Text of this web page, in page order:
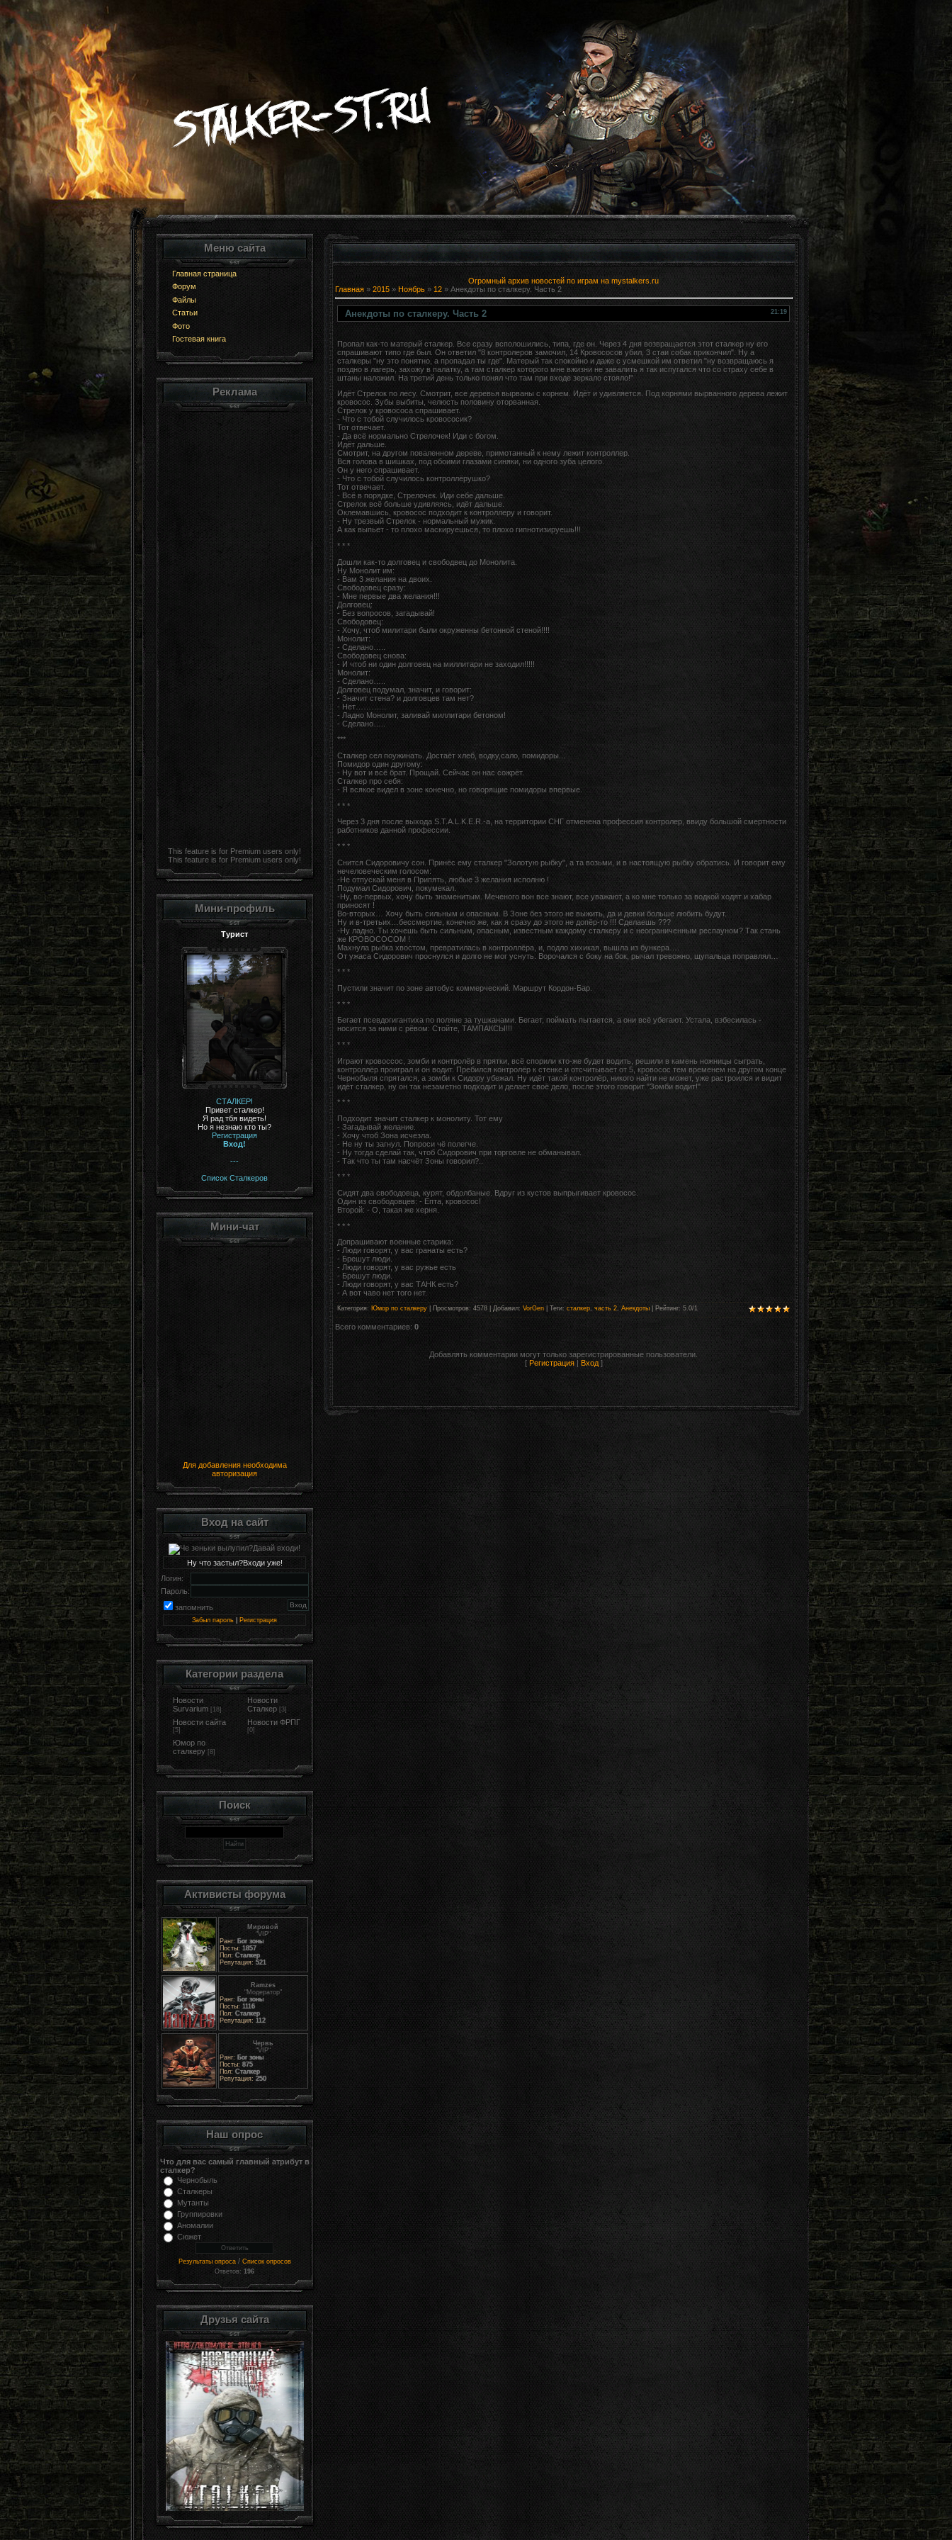
Меню сайта
Главная страница
Форум
Файлы
Статьи
Фото
Гостевая книга
Реклама
This feature is for Premium users only!
This feature is for Premium users only!
Мини-профиль
Турист
СТАЛКЕР!
Привет сталкер!
Я рад тбя видеть!
Но я незнаю кто ты?
Регистрация
Вход!
---
Список Сталкеров
Мини-чат
Для добавления необходима
авторизация
Вход на сайт
Ну что застыл?Входи уже!
Логин:
Пароль:
запомнить
Забыл пароль Регистрация
Категории раздела
Новости
Survarium [18]
Новости
Сталкер [3]
Новости сайта
[5]
Новости ФРПГ
[0]
Юмор по
сталкеру [8]
Поиск
Активисты форума
Мировой
"VIP"
Ранг: Бог зоны
Посты: 1857
Пол: Сталкер
Репутация: 521
Ramzes
"Модератор"
Ранг: Бог зоны
Посты: 1116
Пол: Сталкер
Репутация: 112
Червь
"VIP"
Ранг: Бог зоны
Посты: 875
Пол: Сталкер
Репутация: 250
Наш опрос
Что для вас самый главный атрибут в
сталкер?
Чернобыль
Сталкеры
Мутанты
Группировки
Аномалии
Сюжет
Результаты опроса/ Список опросов
Ответов: 196
Друзья сайта
Огромный архив новостей по играм на mystalkers.ru
Главная» 2015 » Ноябрь » 12» Анекдоты по сталкеру. Часть 2
21:19
Анекдоты по сталкеру. Часть 2
Пропал как-то матерый сталкер. Все сразу всполошились, типа, где он. Через 4 дня возвращается этот сталкер ну его
спрашивают типо где был. Он ответил "8 контролеров замочил, 14 Кровососов убил, 3 стаи собак прикончил". Ну а
сталкеры "ну это понятно, а пропадал ты где". Матерый так спокойно и даже с усмешкой им ответил "ну возвращаюсь я
поздно в лагерь, захожу в палатку, а там сталкер которого мне вжизни не завалить я так испугался что со страху себе в
штаны наложил. На третий день только понял что там при входе зеркало стояло!"
Идёт Стрелок по лесу. Смотрит, все деревья вырваны с корнем. Идёт и удивляется. Под корнями вырванного дерева лежит
кровосос. Зубы выбиты, челюсть половину оторванная.
Стрелок у кровососа спрашивает.
- Что с тобой случилось кровососик?
Тот отвечает.
- Да всё нормально Стрелочек! Иди с богом.
Идёт дальше.
Смотрит, на другом поваленном дереве, примотанный к нему лежит контроллер.
Вся голова в шишках, под обоими глазами синяки, ни одного зуба целого.
Он у него спрашивает.
- Что с тобой случилось контроллёрушко?
Тот отвечает.
- Всё в порядке, Стрелочек. Иди себе дальше.
Стрелок всё больше удивляясь, идёт дальше.
Оклемавшись, кровосос подходит к контроллеру и говорит.
- Ну трезвый Стрелок - нормальный мужик.
А как выпьет - то плохо маскируешься, то плохо гипнотизируешь!!!
* * *
Дошли как-то долговец и свободвец до Монолита.
Ну Монолит им:
- Вам 3 желания на двоих.
Свободовец сразу:
- Мне первые два желания!!!
Долговец:
- Без вопросов, загадывай!
Свободовец:
- Хочу, чтоб милитари были окруженны бетонной стеной!!!!
Монолит:
- Сделано…..
Свободовец снова:
- И чтоб ни один долговец на миллитари не заходил!!!!!
Монолит:
- Сделано…..
Долговец подумал, значит, и говорит:
- Значит стена? и долговцев там нет?
- Нет…………
- Ладно Монолит, заливай миллитари бетоном!
- Сделано…..
***
Сталкер сел поужинать. Достаёт хлеб, водку,сало, помидоры...
Помидор один другому:
- Ну вот и всё брат. Прощай. Сейчас он нас сожрёт.
Сталкер про себя:
- Я всякое видел в зоне конечно, но говорящие помидоры впервые.
* * *
Через 3 дня после выхода S.T.A.L.K.E.R.-а, на территории СНГ отменена профессия контролер, ввиду большой смертности
работников данной профессии.
* * *
Снится Сидоровичу сон. Принёс ему сталкер "Золотую рыбку", а та возьми, и в настоящую рыбку обратись. И говорит ему
нечеловеческим голосом:
-Не отпускай меня в Припять, любые 3 желания исполню !
Подумал Сидорович, покумекал.
-Ну, во-первых, хочу быть знаменитым. Меченого вон все знают, все уважают, а ко мне только за водкой ходят и хабар
приносят !
Во-вторых… Хочу быть сильным и опасным. В Зоне без этого не выжить, да и девки больше любить будут.
Ну и в-третьих…бессмертие, конечно же, как я сразу до этого не допёр-то !!! Сделаешь ???
-Ну ладно. Ты хочешь быть сильным, опасным, известным каждому сталкеру и с неограниченным респауном? Так стань
же КРОВОСОСОМ !
Махнула рыбка хвостом, превратилась в контроллёра, и, подло хихикая, вышла из бункера….
От ужаса Сидорович проснулся и долго не мог уснуть. Ворочался с боку на бок, рычал тревожно, щупальца поправлял…
* * *
Пустили значит по зоне автобус коммерческий. Маршрут Кордон-Бар.
* * *
Бегает псевдогигантиха по поляне за тушканами. Бегает, поймать пытается, а они всё убегают. Устала, взбесилась -
носится за ними с рёвом: Стойте, ТАМПАКСЫ!!!
* * *
Играют кровоссос, зомби и контролёр в прятки, всё спорили кто-же будет водить, решили в камень ножницы сыграть,
контроллёр проиграл и он водит. Пребился контролёр к стенке и отсчитывает от 5, кровосос тем временем на другом конце
Чернобыля спрятался, а зомби к Сидору убежал. Ну идёт такой контролёр, никого найти не может, уже растроился и видит
идёт сталкер, ну он так незаметно подходит и делает своё дело, после этого говорит "Зомби водит!"
* * *
Подходит значит сталкер к монолиту. Тот ему
- Загадывай желание.
- Хочу чтоб Зона исчезла.
- Не ну ты загнул. Попроси чё полегче.
- Ну тогда сделай так, чтоб Сидорович при торговле не обманывал.
- Так что ты там насчёт Зоны говорил?..
* * *
Сидят два свободовца, курят, обдолбаные. Вдруг из кустов выпрыгивает кровосос.
Один из свободовцев: - Епта, кровосос!
Второй: - О, такая же херня.
* * *
Допрашивают военные старика:
- Люди говорят, у вас гранаты есть?
- Брешут люди.
- Люди говорят, у вас ружье есть
- Брешут люди.
- Люди говорят, у вас ТАНК есть?
- А вот чаво нет того нет.
Категория: Юмор по сталкеру| Просмотров: 4578| Добавил: VorGen Теги: сталкер, часть 2, Анекдоты Рейтинг: 5.0/1
Всего комментариев: 0
Добавлять комментарии могут только зарегистрированные пользователи.
[ Регистрация| Вход]